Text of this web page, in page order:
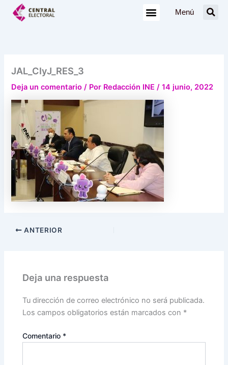
Menú
JAL_CIyJ_RES_3
Deja un comentario / Por Redacción INE/14 junio, 2022
ANTERIOR
Deja una respuesta
Tu dirección de correo electrónico no será publicada.
Los campos obligatorios están marcados con *
Comentario *